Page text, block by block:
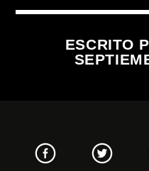
ESCRITO